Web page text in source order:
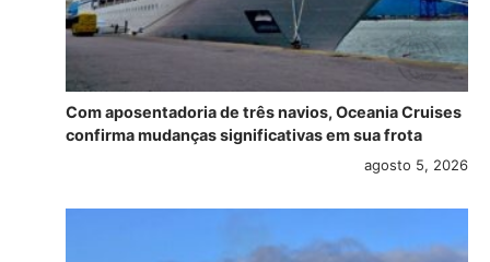
Com aposentadoria de três navios, Oceania Cruises
confirma mudanças significativas em sua frota
agosto 5, 2026